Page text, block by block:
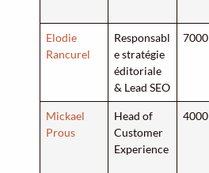
Elodie
Rancurel
Responsabl
e stratégie
éditoriale
& Lead SEO
7000
Mickael
Prous
Head of
Customer
Experience
4000